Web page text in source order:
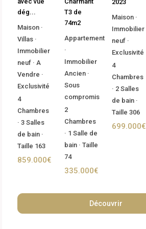
dég...
Maison·
Villas·
Immobilier
neuf· A
Vendre ·
Exclusivité
4
Chambres
· 3Salles
de bain ·
Taille 163
859.000€
T3 de
74m2
Appartement
·
Immobilier
Ancien ·
Sous
compromis
2
Chambres
· 1 Salle de
bain · Taille
74
335.000€
2023
Maison ·
Immobilier
neuf ·
Exclusivité
4
Chambres
· 2 Salles
de bain ·
Taille306
699.000€
Découvrir